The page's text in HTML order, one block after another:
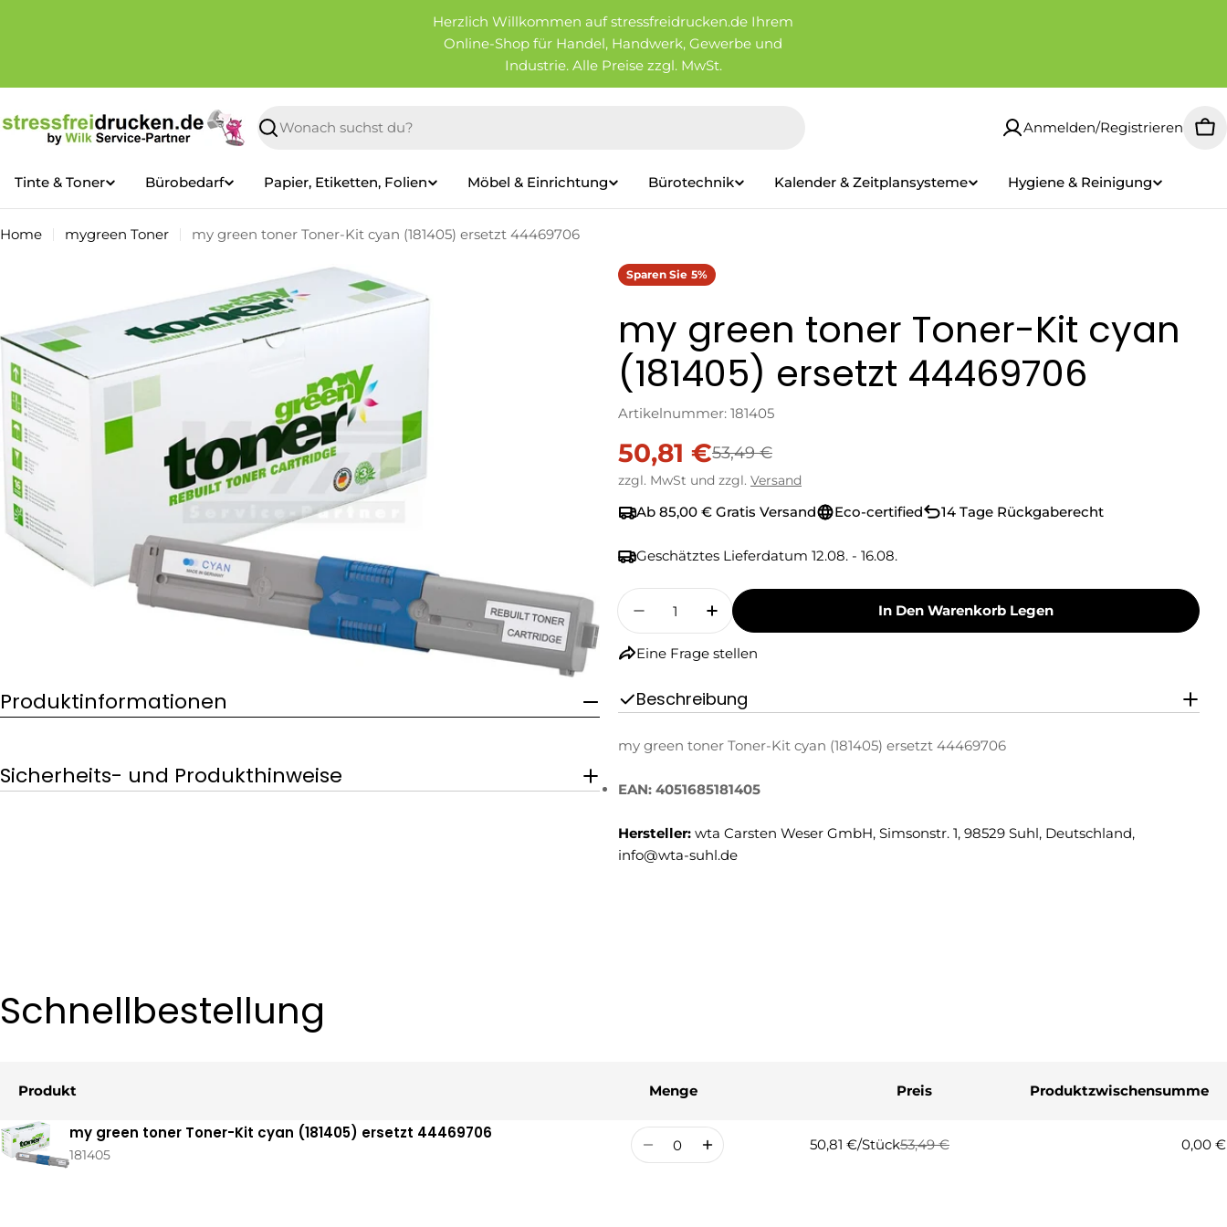
Herzlich Willkommen auf stressfreidrucken.de Ihrem
Online-Shop für Handel, Handwerk, Gewerbe und
Industrie. Alle Preise zzgl. MwSt.
Suchen
Anmelden/Registrieren
Tinte & Toner Bürobedarf Papier, Etiketten, Folien Möbel & Einrichtung Bürotechnik Kalender & Zeitplansysteme Hygiene & Reinigung
Home mygreen Toner my green toner Toner-Kit cyan (181405) ersetzt 44469706
Produktinformationen
Sie das Medium 0 im Modalformat
Produktinformationen
Sicherheits- und Produkthinweise
Sparen Sie 5%
my green toner Toner-Kit cyan
(181405) ersetzt 44469706
Artikelnummer: 181405
Verkaufspreis
50,81 €
Regulärer
Preis
53,49 €
zzgl. MwSt und zzgl. Versand
Ab 85,00 € Gratis Versand Eco-certified 14 Tage Rückgaberecht
Geschätztes Lieferdatum 12.08. - 16.08.
Menge
Menge Für My Green Toner Toner-Kit Cyan (181405) Ersetzt
Menge Für My Green Toner Toner-Kit Cyan (181405) Ersetzt
In Den Warenkorb Legen
Eine Frage stellen
Beschreibung
my green toner Toner-Kit cyan (181405) ersetzt 44469706
EAN: 4051685181405
Hersteller: wta Carsten Weser GmbH, Simsonstr. 1, 98529 Suhl, Deutschland,
info@wta-suhl.de
Schnellbestellung
Ihr
Warenkorb
Produkt Menge Preis Produktzwischensumme
my green toner Toner-Kit cyan (181405) ersetzt 44469706
181405
Menge 50,81 €/Stück
Regulärer
53,49 €
Verkaufspreis
0,00 €